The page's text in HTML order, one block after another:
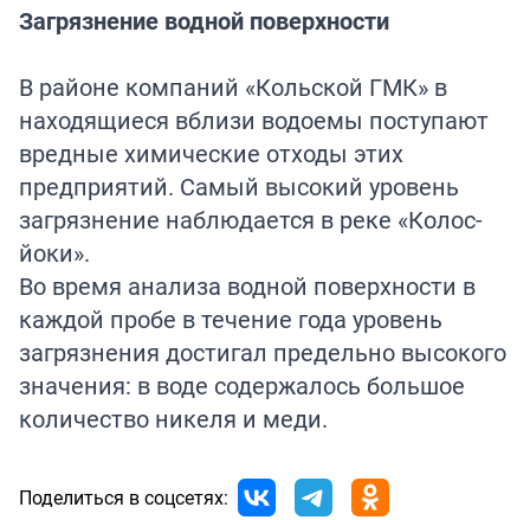
Загрязнение водной поверхности
В районе компаний «Кольской ГМК» в
находящиеся вблизи водоемы поступают
вредные химические отходы этих
предприятий. Самый высокий уровень
загрязнение наблюдается в реке «Колос-
йоки».
Во время анализа водной поверхности в
каждой пробе в течение года уровень
загрязнения достигал предельно высокого
значения: в воде содержалось большое
количество никеля и меди.
Поделиться в соцсетях: